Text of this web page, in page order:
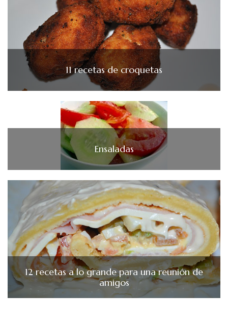
11 recetas de croquetas
Ensaladas
12 recetas a lo grande para una reunión de
amigos